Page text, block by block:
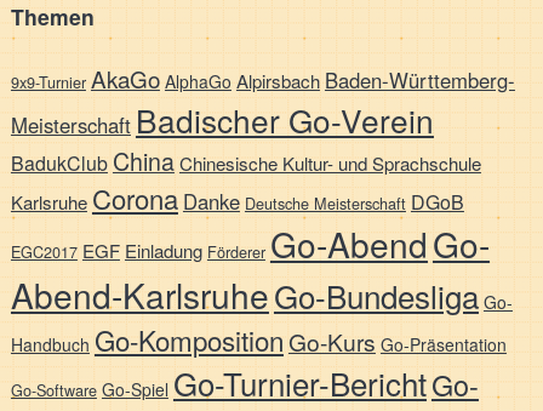
Themen
9x9-Turnier AkaGo AlphaGo Alpirsbach Baden-Württemberg-
Meisterschaft Badischer Go-Verein
BadukClub ChinaChinesische Kultur- und Sprachschule
KarlsruheCorona Danke Deutsche Meisterschaft DGoB
EGC2017 EGF Einladung Förderer Go-AbendGo-
Abend-KarlsruheGo-Bundesliga Go-
Handbuch Go-Komposition Go-Kurs Go-Präsentation
Go-Software Go-Spiel Go-Turnier-BerichtGo-